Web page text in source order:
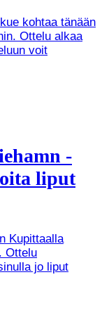
kohtaa tänään
Ottelu alkaa
voit
-
liput
Kupittaalla
Ottelu
jo liput